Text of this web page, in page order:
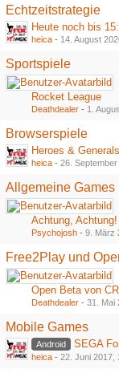
Echtzeitstrategie
heica - 14. August
Sportspiele
Rocket League
Deathdealer - 1.
Browserspiele
Heroes & Generals
heica - 26.
Allgemeine Games
Psychojosh - 9. März
Free2Play und
Open Beta von
Deathdealer - 31. Mai
Mobile Games
Android SEGA
heica - 22. Juni 2017,